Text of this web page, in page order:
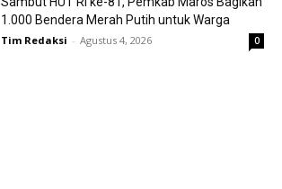
1.000 Bendera Merah Putih untuk Warga
Tim Redaksi - Agustus 4, 2026 0